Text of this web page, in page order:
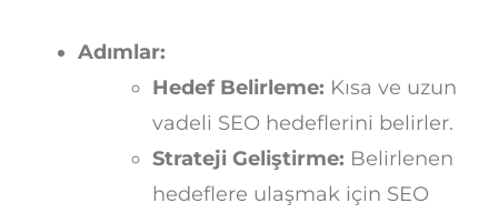
Adımlar:
Hedef Belirleme: Kısa ve uzun
vadeli SEO hedeflerini belirler.
Strateji Geliştirme: Belirlenen
hedeflere ulaşmak için SEO